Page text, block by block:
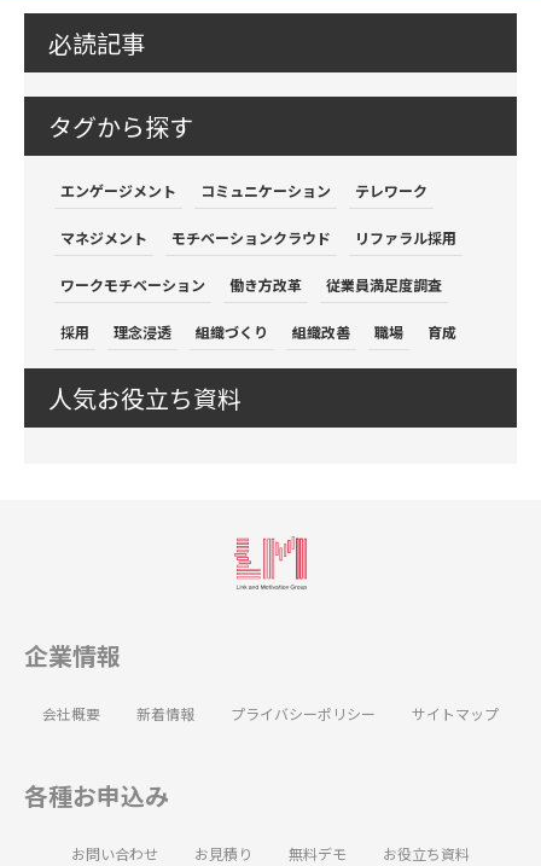
必読記事
タグから探す
エンゲージメント コミュニケーション テレワーク
マネジメント モチベーションクラウド リファラル採用
ワークモチベーション 働き方改革 従業員満足度調査
採用 理念浸透 組織づくり 組織改善 職場 育成
人気お役立ち資料
企業情報
会社概要 新着情報 プライバシーポリシー サイトマップ
各種お申込み
お問い合わせ お見積り 無料デモ
お役立ち資料